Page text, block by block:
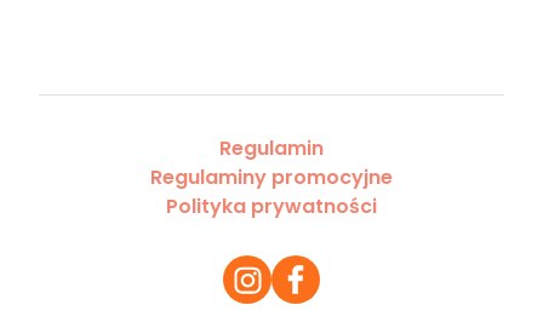
Regulamin
Regulaminy promocyjne
Polityka prywatności